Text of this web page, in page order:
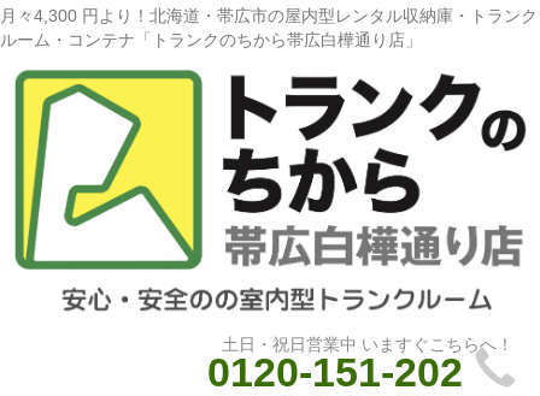
月々4,300 円より！北海道・帯広市の屋内型レンタル収納庫・トランク
ルーム・コンテナ「トランクのちから帯広白樺通り店」
0120-151-202